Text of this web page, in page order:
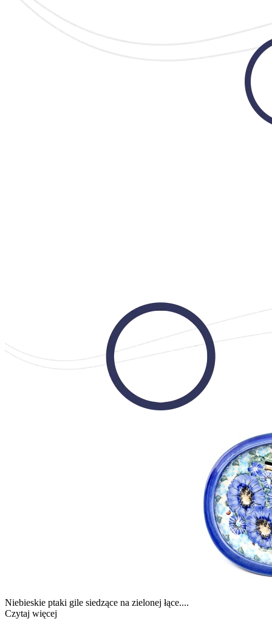
Niebieskie ptaki gile siedzące na zielonej łące....
Czytaj więcej